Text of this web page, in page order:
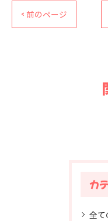
< 前のページ
カ
全て